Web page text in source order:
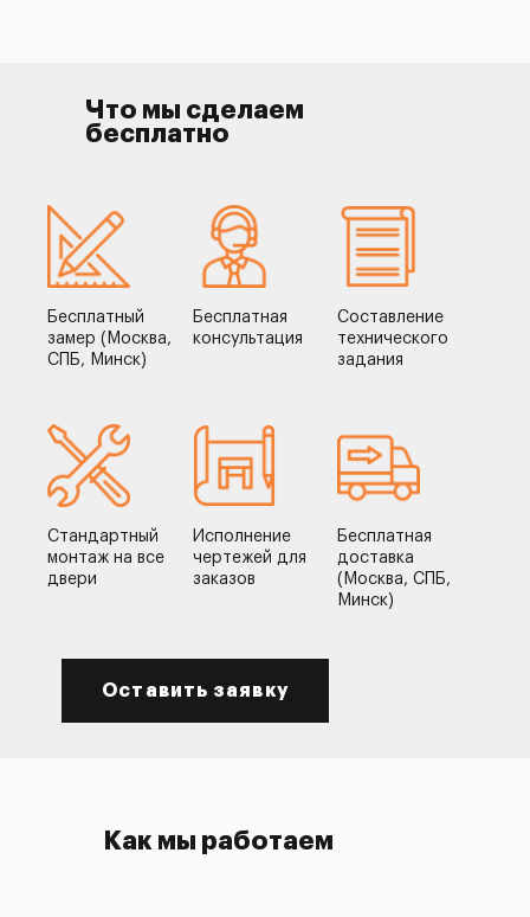
Что мы сделаем
бесплатно
Бесплатный
замер (Москва,
СПБ, Минск)
Бесплатная
консультация
Составление
технического
задания
Стандартный
монтаж на все
двери
Исполнение
чертежей для
заказов
Бесплатная
доставка
(Москва, СПБ,
Минск)
Оставить заявку
Как мы работаем